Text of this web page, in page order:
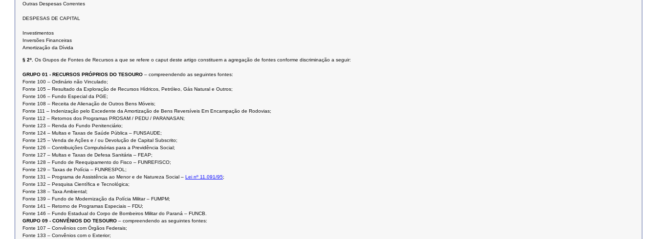
Outras Despesas Correntes
DESPESAS DE CAPITAL
Investimentos
Inversões Financeiras
Amortização da Dívida
§ 2º. Os Grupos de Fontes de Recursos a que se refere o caput deste artigo constituem a agregação de fontes conforme discriminação a seguir:
GRUPO 01 - RECURSOS PRÓPRIOS DO TESOURO – compreendendo as seguintes fontes:
Fonte 100 – Ordinário não Vinculado;
Fonte 105 – Resultado da Exploração de Recursos Hídricos, Petróleo, Gás Natural e Outros;
Fonte 106 – Fundo Especial da PGE;
Fonte 108 – Receita de Alienação de Outros Bens Móveis;
Fonte 111 – Indenização pelo Excedente da Amortização de Bens Reversíveis Em Encampação de Rodovias;
Fonte 112 – Retornos dos Programas PROSAM / PEDU / PARANASAN;
Fonte 123 – Renda do Fundo Penitenciário;
Fonte 124 – Multas e Taxas de Saúde Pública – FUNSAUDE;
Fonte 125 – Venda de Ações e / ou Devolução de Capital Subscrito;
Fonte 126 – Contribuições Compulsórias para a Previdência Social;
Fonte 127 – Multas e Taxas de Defesa Sanitária – FEAP;
Fonte 128 – Fundo de Reequipamento do Fisco – FUNREFISCO;
Fonte 129 – Taxas de Polícia – FUNRESPOL;
Fonte 131 – Programa de Assistência ao Menor e de Natureza Social – Lei nº 11.091/95;
Fonte 132 – Pesquisa Científica e Tecnológica;
Fonte 138 – Taxa Ambiental;
Fonte 139 – Fundo de Modernização da Polícia Militar – FUMPM;
Fonte 141 – Retorno de Programas Especiais – FDU;
Fonte 146 – Fundo Estadual do Corpo de Bombeiros Militar do Paraná – FUNCB.
GRUPO 09 - CONVÊNIOS DO TESOURO – compreendendo as seguintes fontes:
Fonte 107 – Convênios com Órgãos Federais;
Fonte 133 – Convênios com o Exterior;